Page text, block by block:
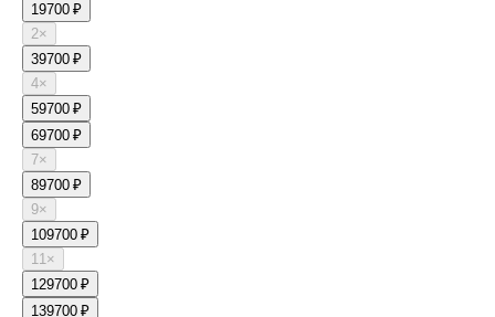
19700 ₽
2×
39700 ₽
4×
59700 ₽
69700 ₽
7×
89700 ₽
9×
109700 ₽
11×
129700 ₽
139700 ₽